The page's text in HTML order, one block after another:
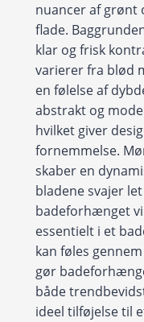
nuancer af grønt
flade.
klar og frisk
varierer fra blød
en følelse af
abstrakt og
hvilket giver
fornemmelse.
skaber en
bladene svajer
badeforhænget
essentielt i et
kan føles
gør
både
ideel tilføjelse til